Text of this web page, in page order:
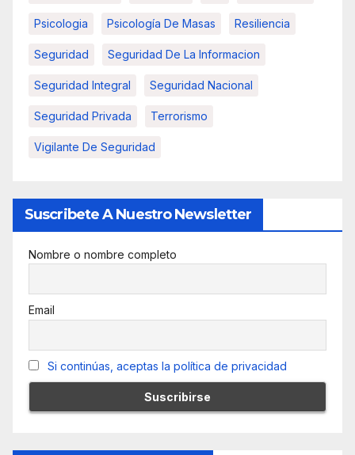
Psicologia Psicología De Masas Resiliencia
Seguridad Seguridad De La Informacion
Seguridad Integral Seguridad Nacional
Seguridad Privada Terrorismo
Vigilante De Seguridad
Suscribete A Nuestro Newsletter
Nombre o nombre completo
Email
Si continúas, aceptas la política de privacidad